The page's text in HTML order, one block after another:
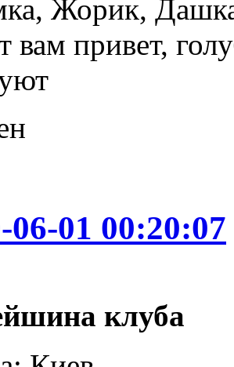
Жорик,
вам привет,
06-01 00:20:07
клуба